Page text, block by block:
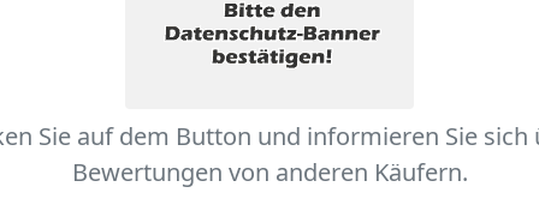
Sie auf dem Button und informieren Sie sich
Bewertungen von anderen Käufern.